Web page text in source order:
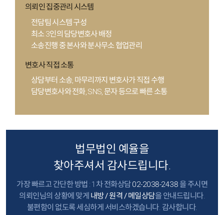
의뢰인 집중관리 시스템
전담팀 시스템 구성
최소 3인의 담당변호사 배정
소송진행 중 본사와 분사무소 협업관리
변호사 직접 소통
상담부터 소송, 마무리까지 변호사가 직접 수행
담당변호사와 전화, SNS, 문자 등으로 빠른 소통
법무법인 예율을
찾아주셔서 감사드립니다.
가장 빠르고 간단한 방법 :1차 전화상담02-2038-2438을 주시면
의뢰인님의 상황에 맞게내방 / 원격 / 메일상담을 안내드립니다.
불편함이 없도록세심하게 서비스하겠습니다. 감사합니다.